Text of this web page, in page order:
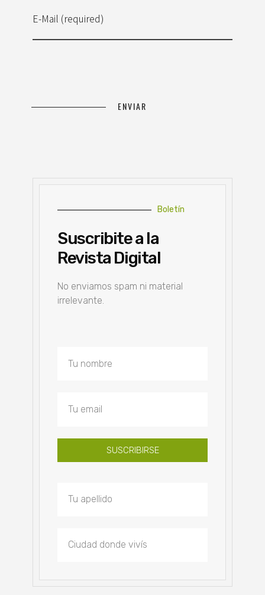
E-Mail (required)
Boletín
Suscribite a la
Revista Digital
No enviamos spam ni material
irrelevante.
SUSCRIBIRSE